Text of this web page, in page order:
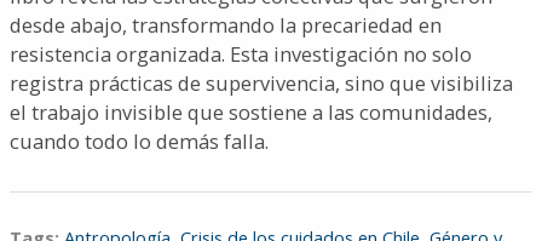
desde abajo, transformando la precariedad en
resistencia organizada. Esta investigación no solo
registra prácticas de supervivencia, sino que visibiliza
el trabajo invisible que sostiene a las comunidades,
cuando todo lo demás falla.